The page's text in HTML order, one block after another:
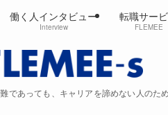
であっても、キャリアを諦めない人のた
働く人インタビュー
Interview
転職サー
FLEMEE